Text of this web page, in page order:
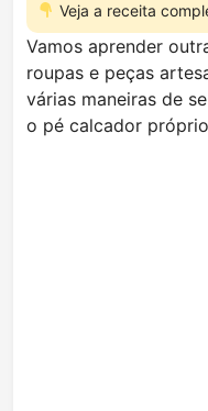
Veja a receita
Vamos aprender
roupas e peças
várias maneiras de
o pé calcador